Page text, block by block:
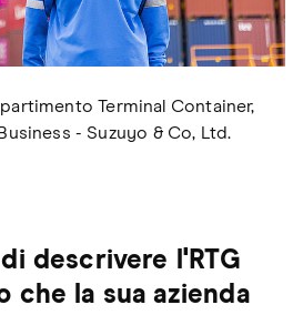
Terminal Container,
- Suzuyo & Co, Ltd.
descrivere l'RTG
che la sua azienda